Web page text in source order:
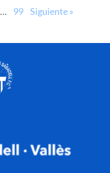
… 99 Siguiente »